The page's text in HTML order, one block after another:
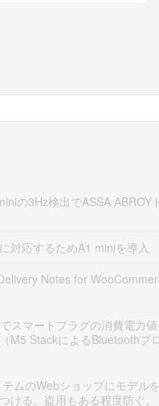
の3Hz検出でASSA ABROY
対応するためA1 miniを導入
Notes for
スマートプラグの消費電力
M5 StackによるBluetoothプ
ムのWebショップにモデル
ける。盗用もある程度防ぐ。